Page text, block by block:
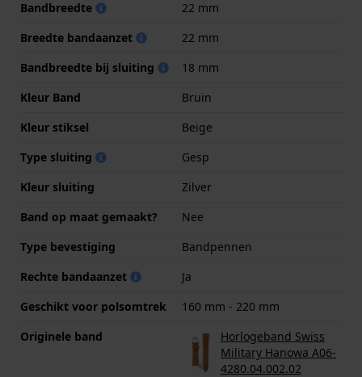
Bandbreedte
22 mm
Breedte bandaanzet
22 mm
Bandbreedte bij sluiting
18 mm
Kleur Band
Bruin
Kleur stiksel
Beige
Type sluiting
Gesp
Kleur sluiting
Zilver
Band op maat gemaakt?
Nee
Type bevestiging
Bandpennen
Rechte bandaanzet
Ja
Geschikt voor polsomtrek
160 mm - 220 mm
Originele band
Horlogeband Swiss
Military Hanowa A06-
4280.04.002.02